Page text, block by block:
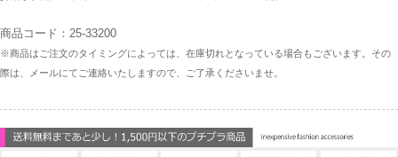
商品コード：25-33200
※商品はご注文のタイミングによっては、在庫切れとなっている場合もございます。その
際は、メールにてご連絡いたしますので、ご了承くださいませ。